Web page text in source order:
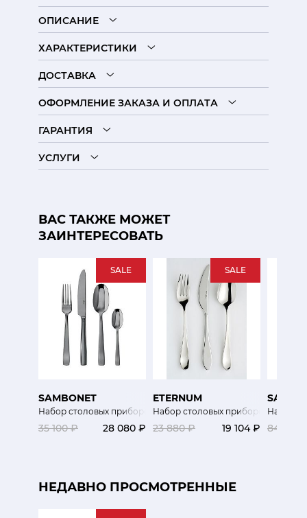
ОПИСАНИЕ
ХАРАКТЕРИСТИКИ
ДОСТАВКА
ОФОРМЛЕНИЕ ЗАКАЗА И ОПЛАТА
ГАРАНТИЯ
УСЛУГИ
ВАС ТАКЖЕ МОЖЕТ
ЗАИНТЕРЕСОВАТЬ
SALE
SAMBONET
Набор столовых приборов 24 шт.
35 100 ₽ 28 080 ₽
SALE
ETERNUM
Набор столовых приборов Осло
23 880 ₽ 19 104 ₽
Набор
84 500
НЕДАВНО ПРОСМОТРЕННЫЕ